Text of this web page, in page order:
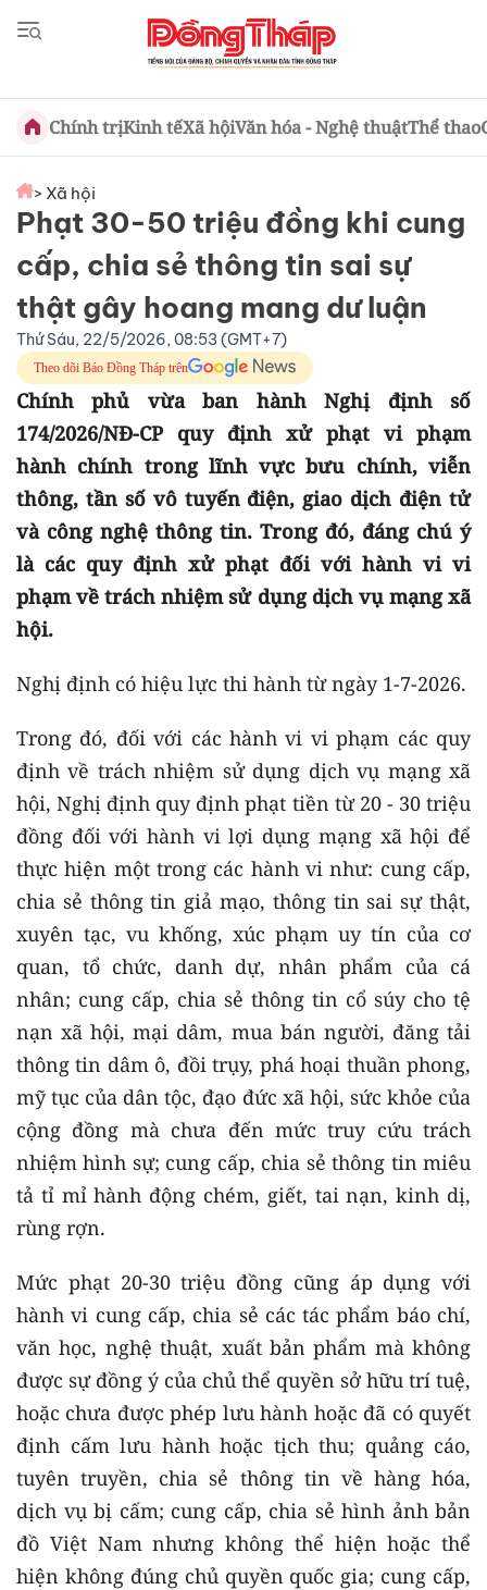
Chính trịKinh tếXã hộiVăn hóa - Nghệ thuậtThể thao
> Xã hội
Phạt 30-50 triệu đồng khi cung
cấp, chia sẻ thông tin sai sự
thật gây hoang mang dư luận
Thứ Sáu, 22/5/2026, 08:53 (GMT+7)
Theo dõi Báo Đồng Tháp trên
Chính phủ vừa ban hành Nghị định số
174/2026/NĐ-CP quy định xử phạt vi phạm
hành chính trong lĩnh vực bưu chính, viễn
thông, tần số vô tuyến điện, giao dịch điện tử
và công nghệ thông tin. Trong đó, đáng chú ý
là các quy định xử phạt đối với hành vi vi
phạm về trách nhiệm sử dụng dịch vụ mạng xã
hội.
Nghị định có hiệu lực thi hành từ ngày 1-7-2026.
Trong đó, đối với các hành vi vi phạm các quy
định về trách nhiệm sử dụng dịch vụ mạng xã
hội, Nghị định quy định phạt tiền từ 20 - 30 triệu
đồng đối với hành vi lợi dụng mạng xã hội để
thực hiện một trong các hành vi như: cung cấp,
chia sẻ thông tin giả mạo, thông tin sai sự thật,
xuyên tạc, vu khống, xúc phạm uy tín của cơ
quan, tổ chức, danh dự, nhân phẩm của cá
nhân; cung cấp, chia sẻ thông tin cổ súy cho tệ
nạn xã hội, mại dâm, mua bán người, đăng tải
thông tin dâm ô, đồi trụy, phá hoại thuần phong,
mỹ tục của dân tộc, đạo đức xã hội, sức khỏe của
cộng đồng mà chưa đến mức truy cứu trách
nhiệm hình sự; cung cấp, chia sẻ thông tin miêu
tả tỉ mỉ hành động chém, giết, tai nạn, kinh dị,
rùng rợn.
Mức phạt 20-30 triệu đồng cũng áp dụng với
hành vi cung cấp, chia sẻ các tác phẩm báo chí,
văn học, nghệ thuật, xuất bản phẩm mà không
được sự đồng ý của chủ thể quyền sở hữu trí tuệ,
hoặc chưa được phép lưu hành hoặc đã có quyết
định cấm lưu hành hoặc tịch thu; quảng cáo,
tuyên truyền, chia sẻ thông tin về hàng hóa,
dịch vụ bị cấm; cung cấp, chia sẻ hình ảnh bản
đồ Việt Nam nhưng không thể hiện hoặc thể
hiện không đúng chủ quyền quốc gia; cung cấp,